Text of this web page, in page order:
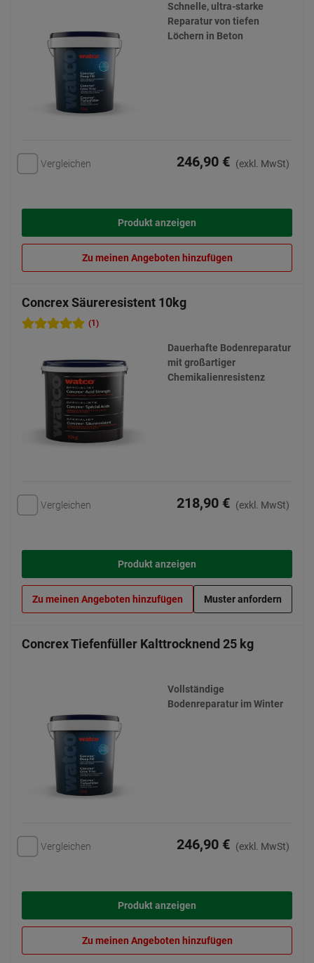
Schnelle, ultra-starke
Reparatur von tiefen
Löchern in Beton
Vergleichen 246,90 € (exkl. MwSt)
Produkt anzeigen
Zu meinen Angeboten hinzufügen
Concrex Säureresistent 10kg
(1)
Dauerhafte Bodenreparatur
mit großartiger
Chemikalienresistenz
Vergleichen 218,90 € (exkl. MwSt)
Produkt anzeigen
Zu meinen Angeboten hinzufügen Muster anfordern
Concrex Tiefenfüller Kalttrocknend 25 kg
Vollständige
Bodenreparatur im Winter
Vergleichen 246,90 € (exkl. MwSt)
Produkt anzeigen
Zu meinen Angeboten hinzufügen